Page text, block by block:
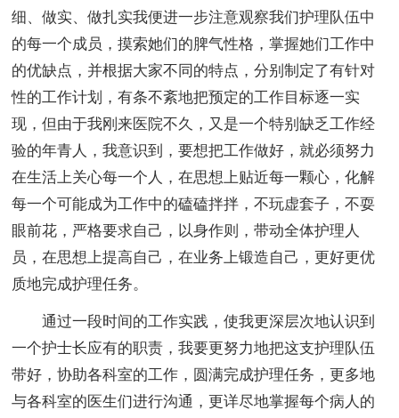
细、做实、做扎实我便进一步注意观察我们护理队伍中
的每一个成员，摸索她们的脾气性格，掌握她们工作中
的优缺点，并根据大家不同的特点，分别制定了有针对
性的工作计划，有条不紊地把预定的工作目标逐一实
现，但由于我刚来医院不久，又是一个特别缺乏工作经
验的年青人，我意识到，要想把工作做好，就必须努力
在生活上关心每一个人，在思想上贴近每一颗心，化解
每一个可能成为工作中的磕磕拌拌，不玩虚套子，不耍
眼前花，严格要求自己，以身作则，带动全体护理人
员，在思想上提高自己，在业务上锻造自己，更好更优
质地完成护理任务。
通过一段时间的工作实践，使我更深层次地认识到
一个护士长应有的职责，我要更努力地把这支护理队伍
带好，协助各科室的工作，圆满完成护理任务，更多地
与各科室的医生们进行沟通，更详尽地掌握每个病人的